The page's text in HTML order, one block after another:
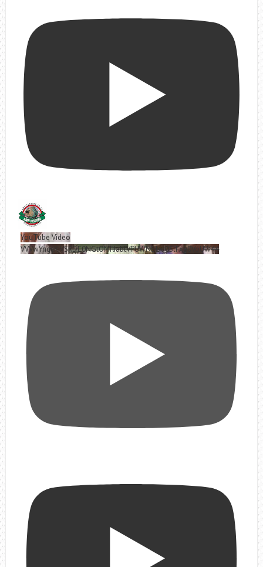
YouTube Video
VVVwYngyRjVSRDE0NGtOMFJablVPUWNBLjd0SlFxa0VoUW44